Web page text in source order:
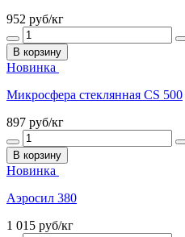
952 руб/кг
В корзину
Новинка
Микросфера стеклянная CS 500
897 руб/кг
В корзину
Новинка
Аэросил 380
1 015 руб/кг